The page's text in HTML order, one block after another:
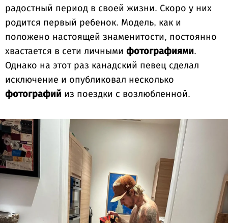
радостный период в своей жизни. Скоро у них
родится первый ребенок. Модель, как и
положено настоящей знаменитости, постоянно
хвастается в сети личными фотографиями.
Однако на этот раз канадский певец сделал
исключение и опубликовал несколько
фотографий из поездки с возлюбленной.